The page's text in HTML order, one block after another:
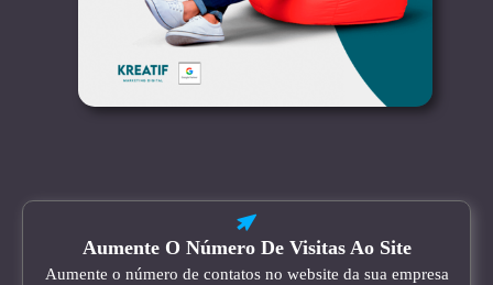
Aumente O Número De Visitas Ao Site
Aumente o número de contatos no website da sua empresa